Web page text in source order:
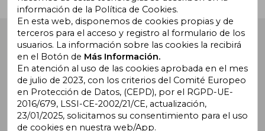
Buscalibre España . Calle Energía, 65, Nave 3 (08940),
Cornellà de Llobregat, Barcelona. Derechos Reservados.
información de la Política de Cookies.
En esta web, disponemos de cookies propias y de
terceros para el acceso y registro al formulario de los
usuarios. La información sobre las cookies la recibirá
en el Botón de Más Información.
En atención al uso de las cookies aprobada en el mes
de julio de 2023, con los criterios del Comité Europeo
en Protección de Datos, (CEPD), por el RGPD-UE-
2016/679, LSSI-CE-2002/21/CE, actualización,
23/01/2025, solicitamos su consentimiento para el uso
de cookies en nuestra web/App.